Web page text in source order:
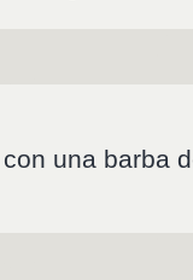
una barba